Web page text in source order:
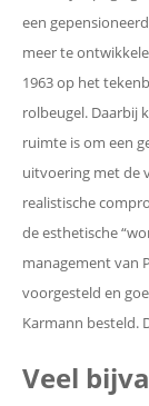
een
meer te
1963 op het
rolbeugel. Daarbij
ruimte is om een
uitvoering met de
realistische
de esthetische
management van
voorgesteld en
Karmann besteld.
Veel